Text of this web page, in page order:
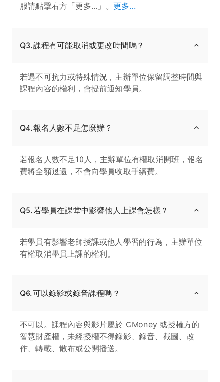
服請點擊右方「更多...」。 更多...
Q3.課程有可能取消或更改時間嗎？
若遇不可抗力或特殊情況，主辦單位保留調整時間與
課程內容的權利，會提前通知學員。
Q4.報名人數不足怎麼辦？
若報名人數不足10人，主辦單位有權取消開班，報名
費將全額退還，不會向學員收取手續費。
Q5.若學員在課堂中影響他人上課會怎樣？
若學員有影響老師授課或他人學習的行為，主辦單位
有權取消學員上課的權利。
Q6.可以錄影或錄音課程嗎？
不可以。課程內容與影片屬於 CMoney 或授權方的
智慧財產權，未經授權不得錄影、錄音、截圖、改
作、轉載、散布或公開播送。